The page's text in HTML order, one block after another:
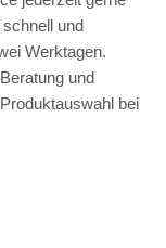
und
Werktagen.
und
bei